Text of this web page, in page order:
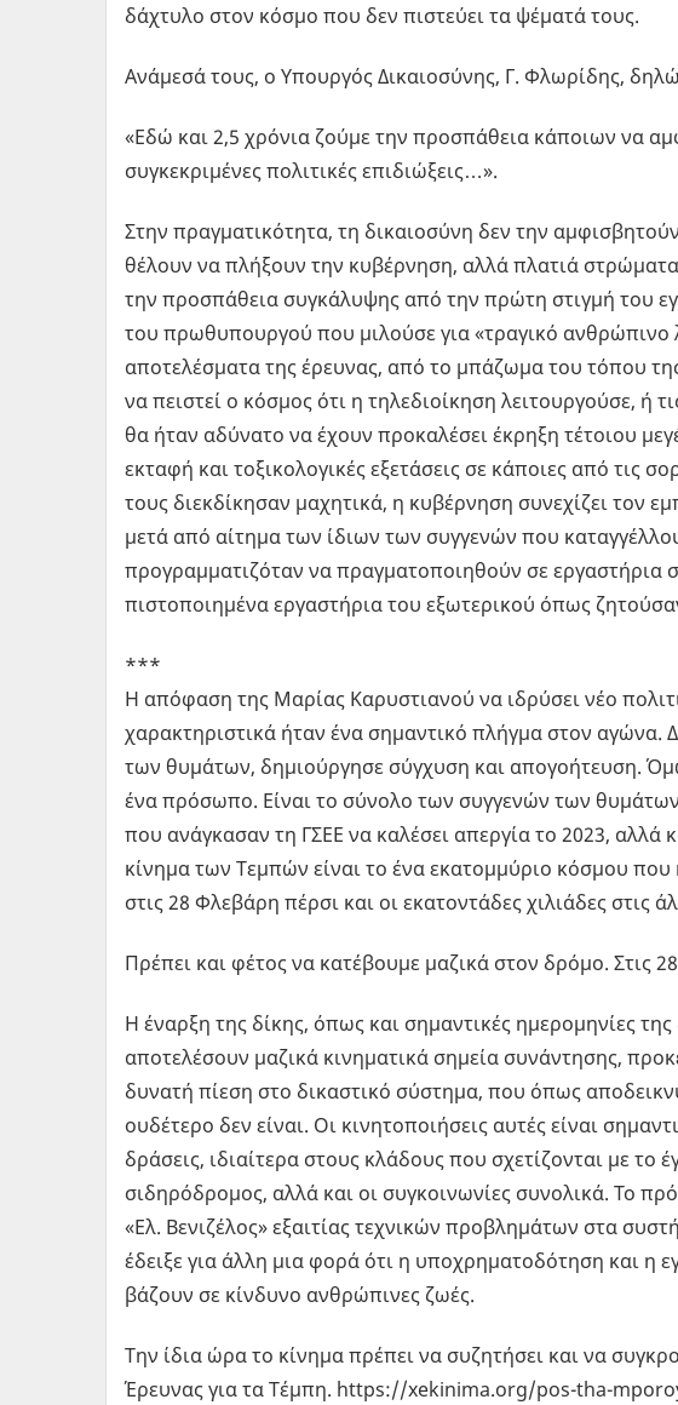
δάχτυλο στον κόσμο που δεν πιστεύει τα ψέματά τους.
Ανάμεσά τους, ο Υπουργός Δικαιοσύνης, Γ. Φλωρίδης,
«Εδώ και 2,5 χρόνια ζούμε την προσπάθεια κάποιων να
συγκεκριμένες πολιτικές επιδιώξεις…».
Στην πραγματικότητα, τη δικαιοσύνη δεν την
θέλουν να πλήξουν την κυβέρνηση, αλλά πλατιά
την προσπάθεια συγκάλυψης από την πρώτη στιγμή του
του πρωθυπουργού που μιλούσε για «τραγικό
αποτελέσματα της έρευνας, από το μπάζωμα του τόπου
να πειστεί ο κόσμος ότι η τηλεδιοίκηση λειτουργούσε, ή
θα ήταν αδύνατο να έχουν προκαλέσει έκρηξη τέτοιου
εκταφή και τοξικολογικές εξετάσεις σε κάποιες από τις
τους διεκδίκησαν μαχητικά, η κυβέρνηση συνεχίζει τον
μετά από αίτημα των ίδιων των συγγενών που
προγραμματιζόταν να πραγματοποιηθούν σε εργαστήρια
πιστοποιημένα εργαστήρια του εξωτερικού όπως
***
Η απόφαση της Μαρίας Καρυστιανού να ιδρύσει νέο
χαρακτηριστικά ήταν ένα σημαντικό πλήγμα στον αγώνα.
των θυμάτων, δημιούργησε σύγχυση και απογοήτευση.
ένα πρόσωπο. Είναι το σύνολο των συγγενών των
που ανάγκασαν τη ΓΣΕΕ να καλέσει απεργία το 2023, αλλά
κίνημα των Τεμπών είναι το ένα εκατομμύριο κόσμου
στις 28 Φλεβάρη πέρσι και οι εκατοντάδες χιλιάδες στις
Πρέπει και φέτος να κατέβουμε μαζικά στον δρόμο. Στις
Η έναρξη της δίκης, όπως και σημαντικές ημερομηνίες
αποτελέσουν μαζικά κινηματικά σημεία συνάντησης,
δυνατή πίεση στο δικαστικό σύστημα, που όπως
ουδέτερο δεν είναι. Οι κινητοποιήσεις αυτές είναι
δράσεις, ιδιαίτερα στους κλάδους που σχετίζονται με το
σιδηρόδρομος, αλλά και οι συγκοινωνίες συνολικά. Το
«Ελ. Βενιζέλος» εξαιτίας τεχνικών προβλημάτων στα
έδειξε για άλλη μια φορά ότι η υποχρηματοδότηση και η
βάζουν σε κίνδυνο ανθρώπινες ζωές.
Την ίδια ώρα το κίνημα πρέπει να συζητήσει και να
Έρευνας για τα Τέμπη. https://xekinima.org/pos-tha-